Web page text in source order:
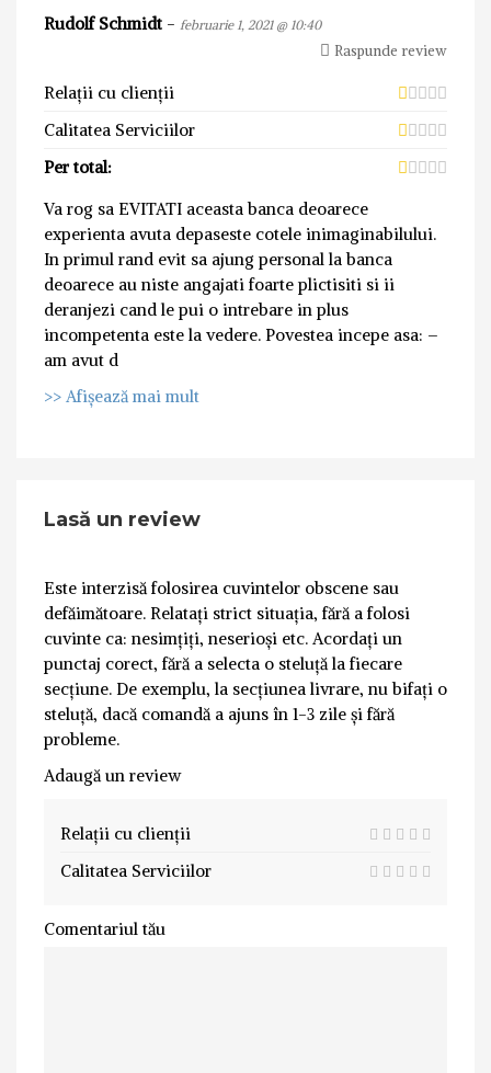
Rudolf Schmidt - februarie 1, 2021 @ 10:40
Raspunde review
Relații cu clienții
Calitatea Serviciilor
Per total:
Va rog sa EVITATI aceasta banca deoarece
experienta avuta depaseste cotele inimaginabilului.
In primul rand evit sa ajung personal la banca
deoarece au niste angajati foarte plictisiti si ii
deranjezi cand le pui o intrebare in plus
incompetenta este la vedere. Povestea incepe asa: –
am avut d
>> Afișează mai mult
Lasă un review
Este interzisă folosirea cuvintelor obscene sau
defăimătoare. Relatați strict situația, fără a folosi
cuvinte ca: nesimțiți, neserioși etc. Acordați un
punctaj corect, fără a selecta o steluță la fiecare
secțiune. De exemplu, la secțiunea livrare, nu bifați o
steluță, dacă comandă a ajuns în 1-3 zile și fără
probleme.
Adaugă un review
Relații cu clienții
Calitatea Serviciilor
Comentariul tău